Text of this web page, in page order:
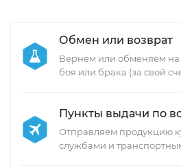
Обмен или возврат
Вернем или обменяем на
боя или брака (за свой
Пункты выдачи по
Отправляем продукцию
службами и